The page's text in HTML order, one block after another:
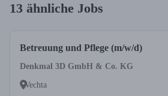
13 ähnliche Jobs
Betreuung und Pflege (m/w/d)
Denkmal 3D GmbH & Co. KG
Vechta